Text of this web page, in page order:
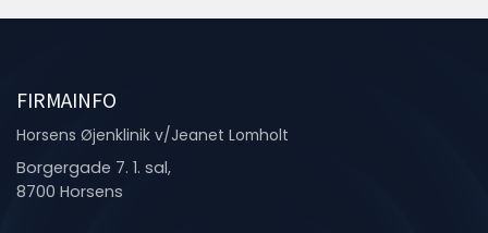
FIRMAINFO
Horsens Øjenklinik v/Jeanet Lomholt
Borgergade 7. 1. sal,
8700 Horsens